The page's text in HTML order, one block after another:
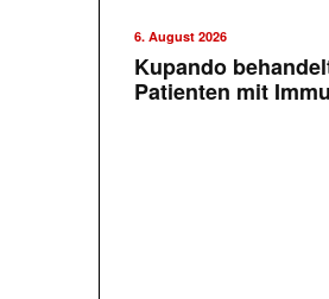
6. August 2026
Kupando
Patienten mit